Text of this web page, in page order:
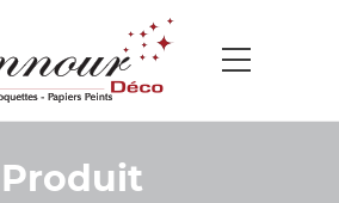
Produit